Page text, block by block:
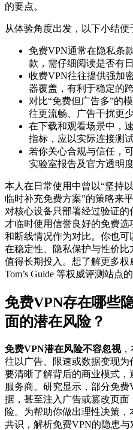
的要点。
从体验角度出发，以下小结便
免费VPN通常在隐私条
款，需仔细阅读是否有
收费VPN往往提供强加
器覆盖，有利于稳定的
对比“免费但广告多”的
往更流畅、广告干扰更少
在下载和观看场景中，
指标，应以实际连接测试
若你关心合规与信任，
实验室报告及官方透明度
本人在日常使用中曾以“坚持
临时补充免费方案”的策略来
对核心设备只部署经过验证
才临时使用信誉良好的免费
和断线情况作为对比。你也
在稳定性、隐私保护与性价
值得长期投入。想了解更多权
Tom’s Guide 等权威评测站点
免费VPN存在哪些
面的潜在风险？
免费VPN潜在风险不容忽视，
往以广告、限速或数据变现
要清晰了解背后的商业模式
服务商。研究显示，部分免
据，甚至注入广告或篡改页
险。为帮助你做出理性决策
共识，解析免费VPN的隐患